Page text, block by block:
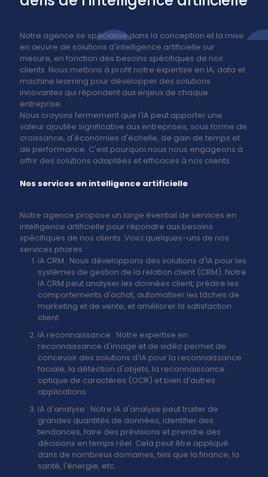
Notre agence se spécialise dans la conception et la mise
en œuvre de solutions d'intelligence artificielle sur
mesure, en fonction des besoins spécifiques de nos
clients. Nous mettons à profit notre expertise en IA, data et
machine learning pour développer des solutions
innovantes qui répondent aux enjeux de chaque
entreprise.
Nous croyons fermement que l'IA peut apporter une
valeur ajoutée significative aux entreprises, sous forme de
croissance, d'économies d'échelle, de gain de temps et
de performance. C'est pourquoi nous nous engageons à
offrir des solutions adaptées et efficaces à nos clients.
Nos services en intelligence artificielle
Notre agence propose un large éventail de services en
intelligence artificielle pour répondre aux besoins
spécifiques de nos clients. Voici quelques-uns de nos
services phares :
IA CRM : Nous développons des solutions d'IA pour les
systèmes de gestion de la relation client (CRM). Notre
IA CRM peut analyser les données client, prédire les
comportements d'achat, automatiser les tâches de
marketing et de vente, et améliorer la satisfaction
client.
IA reconnaissance : Notre expertise en
reconnaissance d'image et de vidéo permet de
concevoir des solutions d'IA pour la reconnaissance
faciale, la détection d'objets, la reconnaissance
optique de caractères (OCR) et bien d'autres
applications.
IA d'analyse : Notre IA d'analyse peut traiter de
grandes quantités de données, identifier des
tendances, faire des prévisions et prendre des
décisions en temps réel. Cela peut être appliqué
dans de nombreux domaines, tels que la finance, la
santé, l'énergie, etc.